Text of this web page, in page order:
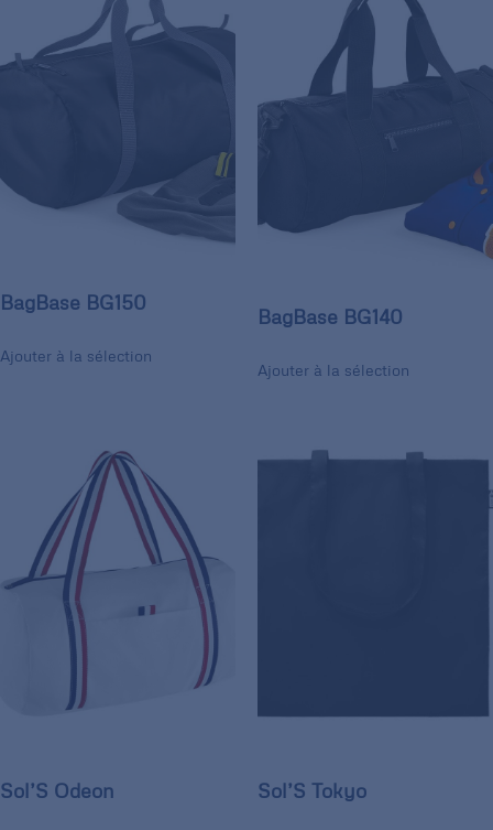
BagBase BG150
Ajouter à la sélection
BagBase BG140
Ajouter à la sélection
Sol’S Odeon Sol’S Tokyo